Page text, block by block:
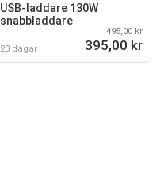
USB-laddare 130W
snabbladdare
23 dagar
495,00 kr
395,00 kr